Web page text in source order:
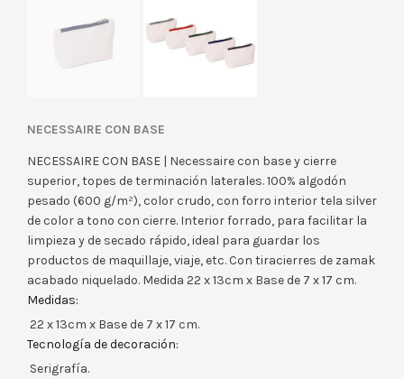
NECESSAIRE CON BASE
NECESSAIRE CON BASE | Necessaire con base y cierre
superior, topes de terminación laterales. 100% algodón
pesado (600 g/m²), color crudo, con forro interior tela silver
de color a tono con cierre. Interior forrado, para facilitar la
limpieza y de secado rápido, ideal para guardar los
productos de maquillaje, viaje, etc. Con tiracierres de zamak
acabado niquelado. Medida 22 x 13cm x Base de 7 x 17 cm.
Medidas:
22 x 13cm x Base de 7 x 17 cm.
Tecnología de decoración:
Serigrafía.